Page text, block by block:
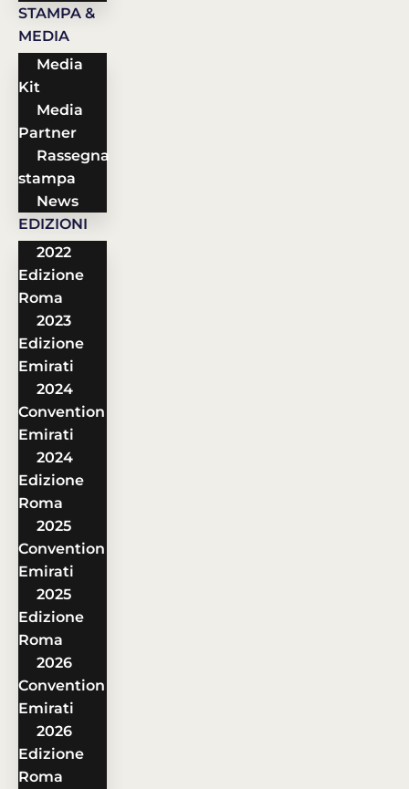
STAMPA &
MEDIA
Media
Kit
Media
Partner
Rassegna
stampa
News
EDIZIONI
2022
Edizione
Roma
2023
Edizione
Emirati
2024
Convention
Emirati
2024
Edizione
Roma
2025
Convention
Emirati
2025
Edizione
Roma
2026
Convention
Emirati
2026
Edizione
Roma